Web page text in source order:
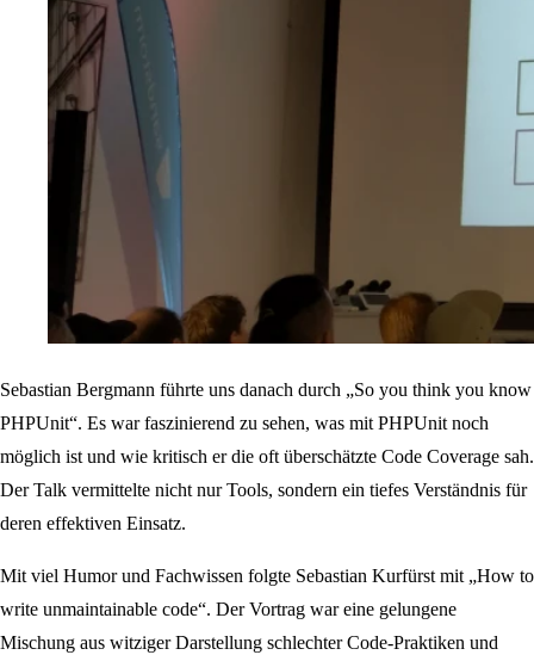
Sebastian Bergmann führte uns danach durch „So you think you know
PHPUnit“. Es war faszinierend zu sehen, was mit PHPUnit noch
möglich ist und wie kritisch er die oft überschätzte Code Coverage sah.
Der Talk vermittelte nicht nur Tools, sondern ein tiefes Verständnis für
deren effektiven Einsatz.
Mit viel Humor und Fachwissen folgte Sebastian Kurfürst mit „How to
write unmaintainable code“. Der Vortrag war eine gelungene
Mischung aus witziger Darstellung schlechter Code-Praktiken und